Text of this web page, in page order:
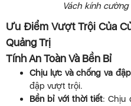
Vách kính
Ưu Điểm Vượt Trội Của
Quảng Trị
Tính An Toàn Và Bền Bỉ
Chịu lực và chống va đập
đập vượt trội.
Bền bỉ với thời tiết: Chịu